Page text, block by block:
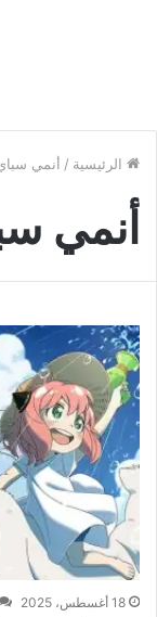
الرئيسية / أنمي
أنمي
18 أغسطس، 2025